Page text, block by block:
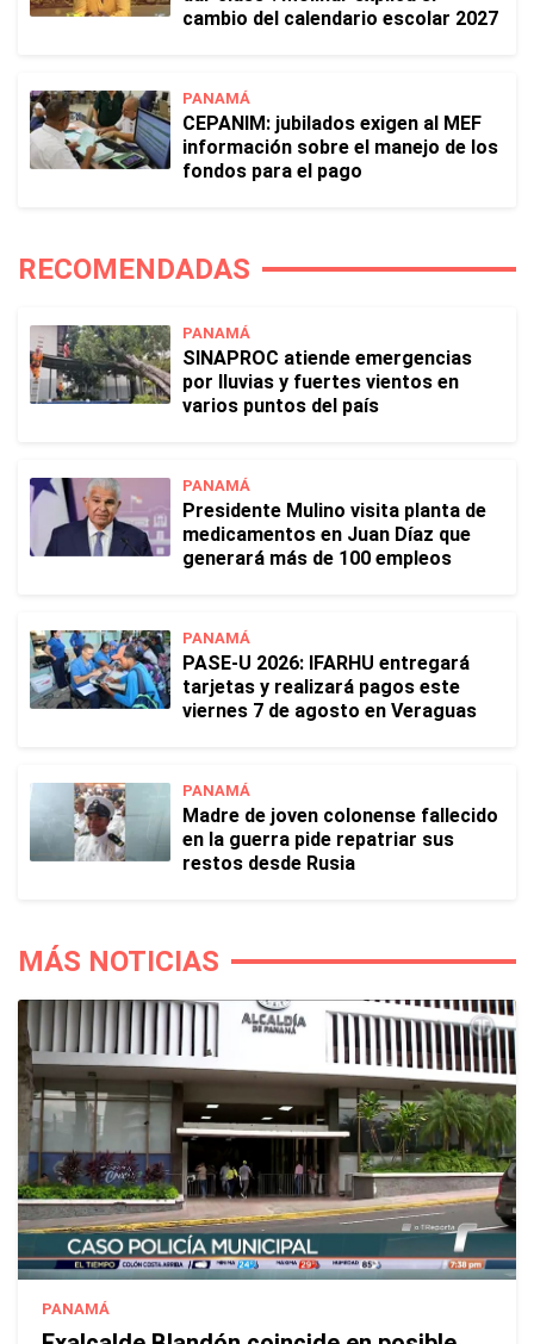
cambio del calendario escolar 2027
PANAMÁ
CEPANIM: jubilados exigen al MEF
información sobre el manejo de los
fondos para el pago
RECOMENDADAS
PANAMÁ
SINAPROC atiende emergencias
por lluvias y fuertes vientos en
varios puntos del país
PANAMÁ
Presidente Mulino visita planta de
medicamentos en Juan Díaz que
generará más de 100 empleos
PANAMÁ
PASE-U 2026: IFARHU entregará
tarjetas y realizará pagos este
viernes 7 de agosto en Veraguas
PANAMÁ
Madre de joven colonense fallecido
en la guerra pide repatriar sus
restos desde Rusia
MÁS NOTICIAS
PANAMÁ